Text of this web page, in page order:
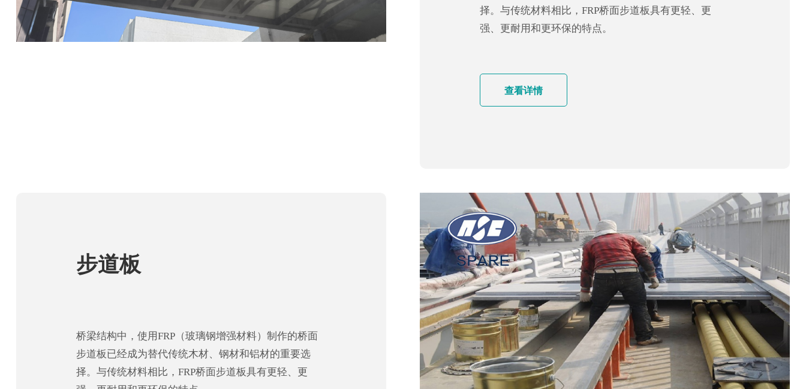
择。与传统材料相比，FRP桥面步道板具有更轻、更
强、更耐用和更环保的特点。
查看详情
步道板
桥梁结构中，使用FRP（玻璃钢增强材料）制作的桥面
步道板已经成为替代传统木材、钢材和铝材的重要选
择。与传统材料相比，FRP桥面步道板具有更轻、更